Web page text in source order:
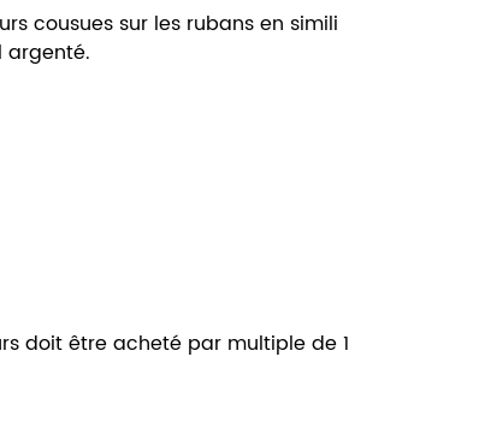
cousues sur les rubans en simili
argenté.
doit être acheté par multiple de 1